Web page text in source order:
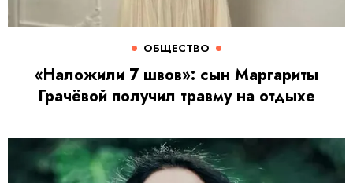
ОБЩЕСТВО
«Наложили 7 швов»: сын Маргариты
Грачёвой получил травму на отдыхе